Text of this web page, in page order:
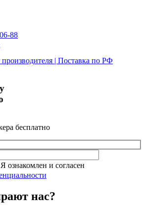
88
производителя | Поставка по РФ
бесплатно
Я ознакомлен и согласен
нас?